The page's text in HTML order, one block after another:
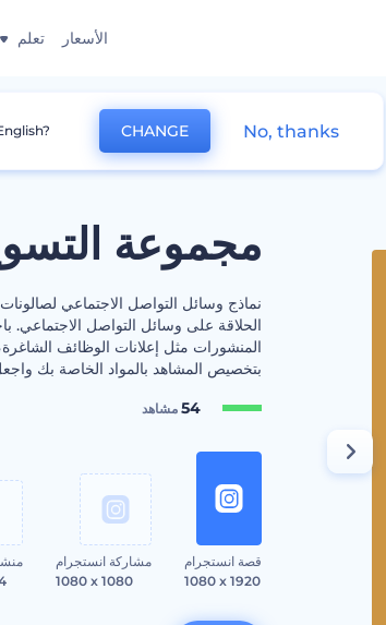
الأسعار تعلم
مجموعة
نماذج وسائل التواصل الاجتماعي
الحلاقة على وسائل التواصل
المنشورات مثل إعلانات الوظائف
بتخصيص المشاهد بالمواد الخاصة بك
54مشاهد
قصة انستجرام
1080 x 1920
مشاركة انستجرام
1080 x 1080
CHANGE No, thanks